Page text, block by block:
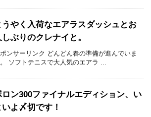
うやく入荷なエアラスダッシュとお
ぶりのクレナイと。
ンサーリンク どんどん春の準備が進んでいま
ソフトテニスで大人気のエアラ ...
ロン300ファイナルエディション、い
いよ〆切です！